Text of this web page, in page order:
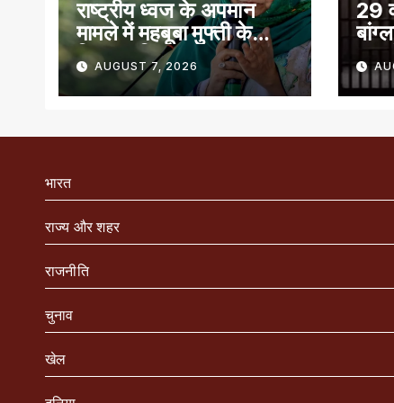
राष्ट्रीय ध्वज के अपमान
मामले में महबूबा मुफ्ती के
खिलाफ शिकायत
AUGUST 7, 2026
29
भारत
राज्य और शहर
राजनीति
चुनाव
खेल